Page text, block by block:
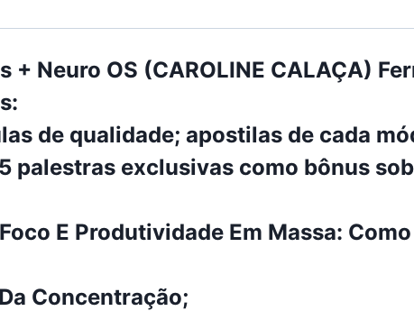
+ Neuro OS (CAROLINE CALAÇA)
de qualidade; apostilas de cada
palestras exclusivas como bônus
E Produtividade Em Massa:
Concentração;